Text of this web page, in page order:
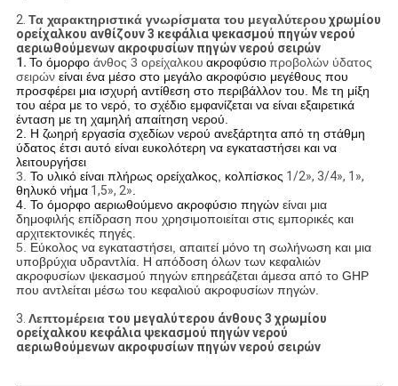
2. Τα χαρακτηριστικά γνωρίσματα του μεγαλύτερουχρωμίου
ορείχαλκου ανθίζουν 3 κεφάλια ψεκασμού πηγών νερού
αεριωθούμενων ακροφυσίων πηγών νερού σειρών
1. Το όμορφοάνθος 3 ορείχαλκου ακροφύσιοπροβολών ύδατος
σειρών είναι ένα μέσο στο μεγάλο ακροφύσιο μεγέθους που
προσφέρει μια ισχυρή αντίθεση στο περιβάλλον του. Με τη μίξη
του αέρα με το νερό, το σχέδιο εμφανίζεται να είναι εξαιρετικά
ένταση με τη χαμηλή απαίτηση νερού.
2. Η ζωηρή εργασία σχεδίων νερού ανεξάρτητα από τη στάθμη
ύδατος έτσι αυτό είναι ευκολότερη να εγκαταστήσει και να
λειτουργήσει
3. Το υλικό είναι πλήρως ορείχαλκος, κολπίσκος 1/2», 3/4», 1»,
θηλυκό νήμα1,5», 2».
4. Το όμορφο αεριωθούμενο ακροφύσιο πηγών είναι μια
δημοφιλής επίδραση που χρησιμοποιείται στις εμπορικές και
αρχιτεκτονικές πηγές.
5. Εύκολος να εγκαταστήσει, απαιτεί μόνο τη σωλήνωση και μια
υποβρύχια υδραντλία. Η απόδοση όλων των κεφαλιών
ακροφυσίων ψεκασμού πηγών επηρεάζεται άμεσα από το GHP
που αντλείται μέσω του κεφαλιού ακροφυσίων πηγών.
3. Λεπτομέρειατου μεγαλύτερου άνθους 3 χρωμίου
ορείχαλκου κεφάλια ψεκασμού πηγών νερού
αεριωθούμενων ακροφυσίων πηγών νερού σειρών